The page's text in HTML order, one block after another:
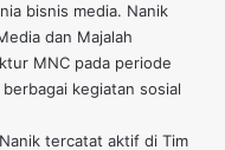
bisnis media. Nanik
dan Majalah
MNC pada periode
kegiatan sosial
tercatat aktif di Tim